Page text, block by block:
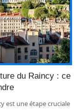
du Raincy : ce
est une étape cruciale